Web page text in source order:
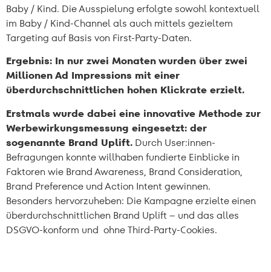
Baby / Kind. Die Ausspielung erfolgte sowohl kontextuell
im Baby / Kind-Channel als auch mittels gezieltem
Targeting auf Basis von First-Party-Daten.
Ergebnis: In nur zwei Monaten wurden über zwei
Millionen Ad Impressions mit einer
überdurchschnittlichen hohen Klickrate erzielt.
Erstmals wurde dabei eine innovative Methode zur
Werbewirkungsmessung eingesetzt: der
sogenannte Brand Uplift. Durch User:innen-
Befragungen konnte willhaben fundierte Einblicke in
Faktoren wie Brand Awareness, Brand Consideration,
Brand Preference und Action Intent gewinnen.
Besonders hervorzuheben: Die Kampagne erzielte einen
überdurchschnittlichen Brand Uplift – und das alles
DSGVO-konform und ohne Third-Party-Cookies.